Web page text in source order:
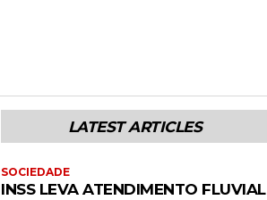
LATEST ARTICLES
SOCIEDADE
INSS LEVA ATENDIMENTO FLUVIAL